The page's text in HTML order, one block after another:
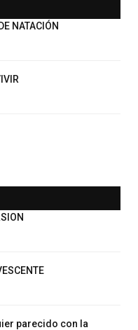
NATACIÓN
parecido con la